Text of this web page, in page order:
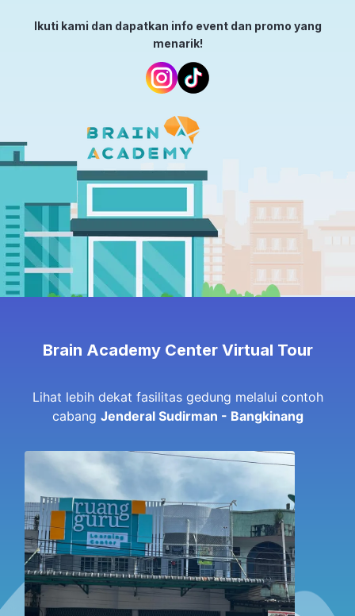
Ikuti kami dan dapatkan info event dan promo yang
menarik!
Brain Academy Center Virtual Tour
Lihat lebih dekat fasilitas gedung melalui contoh
cabang Jenderal Sudirman - Bangkinang